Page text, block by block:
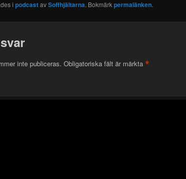
i podcastavSoffhjältarna. Bokmärkpermalänken.
inte publiceras. Obligatoriska fält är märkta *